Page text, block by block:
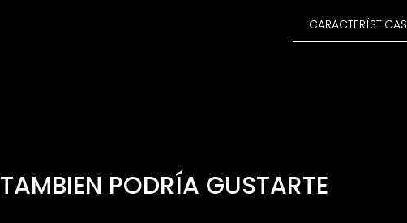
CARACTERÍSTICAS
TAMBIEN PODRÍA GUSTARTE